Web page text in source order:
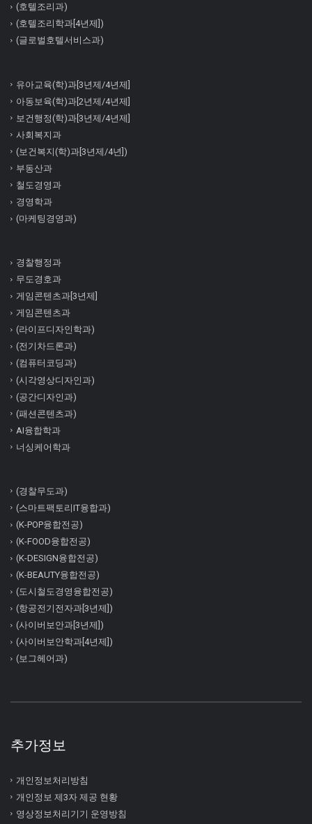
(호텔조리과)
(호텔조리학과[4년제])
(글로벌호텔서비스과)
유아교육(학)과[3년제/4년제]
아동보육(학)과[2년제/4년제]
보건행정(학)과[3년제/4년제]
사회복지과
(보건복지(학)과[3년제/4년])
부동산과
철도경영과
경영학과
(마케팅경영과)
경찰행정과
무도경호과
게임콘텐츠과[3년제]
게임콘텐츠과
(라이프디자인학과)
(전기차드론과)
(컴퓨터코딩과)
(시각영상디자인과)
(공간디자인과)
(패션콘텐츠과)
AI융합학과
너싱케어학과
(경찰무도과)
(스마트팩토리IT융합과)
(K-POP융합전공)
(K-FOOD융합전공)
(K-DESIGN융합전공)
(K-BEAUTY융합전공)
(도시철도경영융합전공)
(항공전기전자과[3년제])
(사이버보안과[3년제])
(사이버보안학과[4년제])
(보그헤어과)
추가정보
개인정보처리방침
개인정보 제3자 제공 현황
영상정보처리기기 운영방침